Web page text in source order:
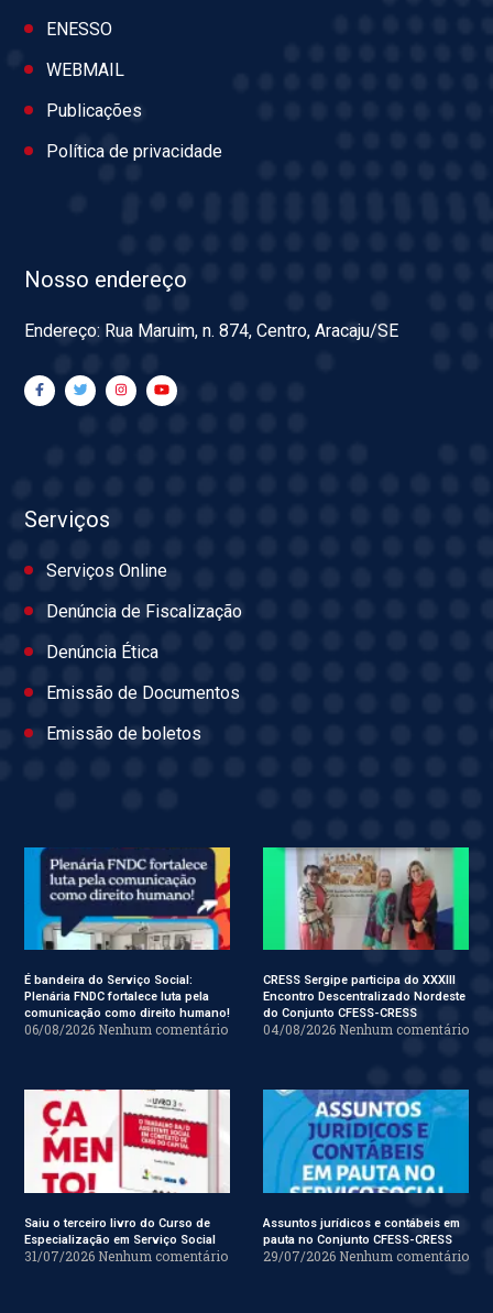
ENESSO
WEBMAIL
Publicações
Política de privacidade
Nosso endereço
Endereço: Rua Maruim, n. 874, Centro, Aracaju/SE
Serviços
Serviços Online
Denúncia de Fiscalização
Denúncia Ética
Emissão de Documentos
Emissão de boletos
É bandeira do Serviço Social:
Plenária FNDC fortalece luta pela
comunicação como direito humano!
06/08/2026 Nenhum comentário
CRESS Sergipe participa do XXXIII
Encontro Descentralizado Nordeste
do Conjunto CFESS-CRESS
04/08/2026 Nenhum comentário
Saiu o terceiro livro do Curso de
Especialização em Serviço Social
31/07/2026 Nenhum comentário
Assuntos jurídicos e contábeis em
pauta no Conjunto CFESS-CRESS
29/07/2026 Nenhum comentário